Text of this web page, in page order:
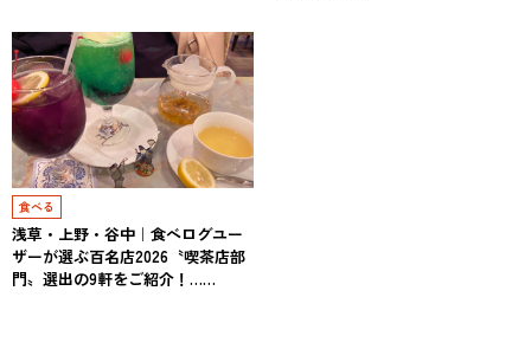
食べる
浅草・上野・谷中｜食べログユー
ザーが選ぶ百名店2026〝喫茶店部
門〟選出の9軒をご紹介！……